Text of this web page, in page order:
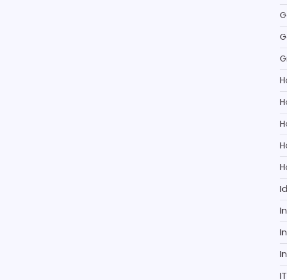
IT